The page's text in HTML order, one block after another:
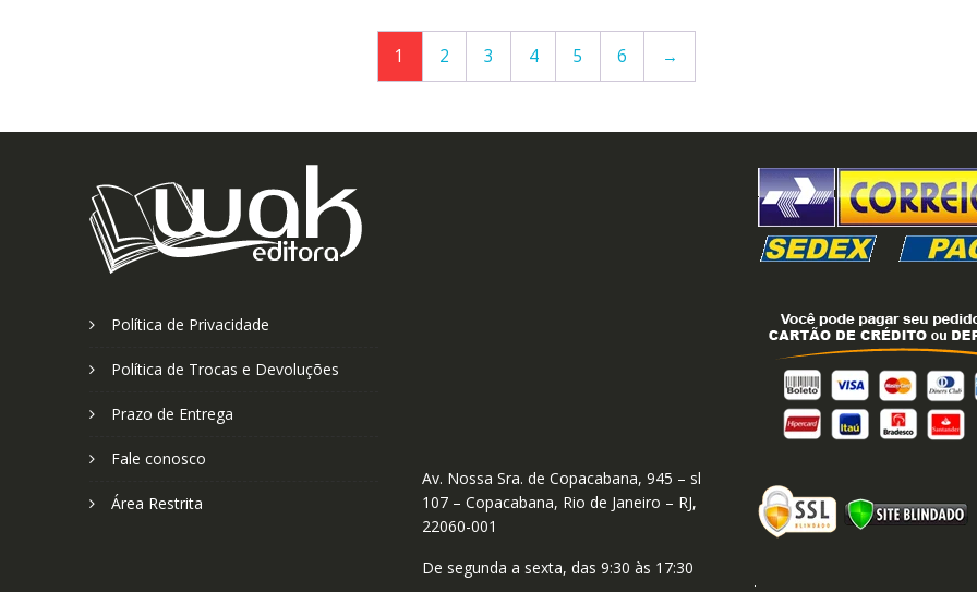
1 2 3 4 5 6 →
Política de Privacidade
Política de Trocas e Devoluções
Prazo de Entrega
Fale conosco
Área Restrita
Av. Nossa Sra. de Copacabana, 945 – sl
107 – Copacabana, Rio de Janeiro – RJ,
22060-001
De segunda a sexta, das 9:30 às 17:30